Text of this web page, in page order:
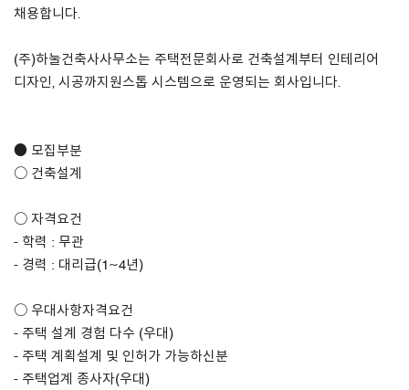
About Us
Customer Service
채용합니다.
(주)하눌건축사사무소는 주택전문회사로 건축설계부터 인테리어
디자인, 시공까지원스톱 시스템으로 운영되는 회사입니다.
● 모집부분
○ 건축설계
○ 자격요건
- 학력 : 무관
- 경력 : 대리급(1~4년)
○ 우대사항자격요건
- 주택 설계 경험 다수 (우대)
- 주택 계획설계 및 인허가 가능하신분
- 주택업계 종사자(우대)